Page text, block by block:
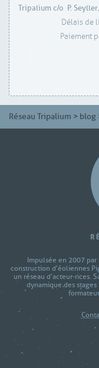
Tripalium c/o P. Seyller,
Délais de
Paiement
Réseau Tripalium > blog
Impulsée en 2007
construction d'éoliennes
un réseau d’acteur-rices.
dynamique des